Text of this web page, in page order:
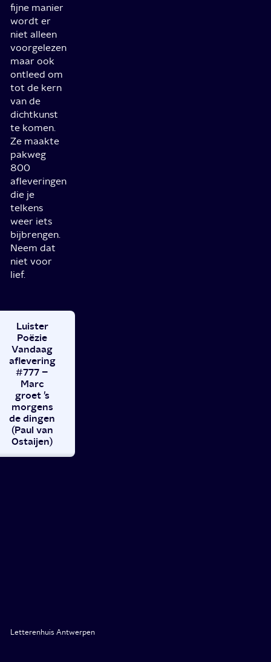
fijne manier
wordt er
niet alleen
voorgelezen
maar ook
ontleed om
tot de kern
van de
dichtkunst
te komen.
Ze maakte
pakweg
800
afleveringen
die je
telkens
weer iets
bijbrengen.
Neem dat
niet voor
lief.
Luister
Poëzie
Vandaag
aflevering
#777 –
Marc
groet ’s
morgens
de dingen
(Paul van
Ostaijen)
Letterenhuis Antwerpen